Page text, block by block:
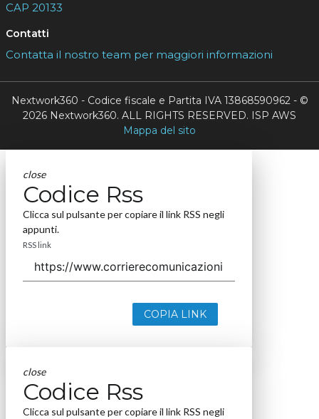
CAP 20133
Contatti
Contatta il nostro team per maggiori informazioni
Nextwork360 - Codice fiscale e Partita IVA 13868590962 - ©
2026 Nextwork360. ALL RIGHTS RESERVED. ISP AWS
Mappa del sito
close
Codice Rss
Clicca sul pulsante per copiare il link RSS negli
appunti.
RSS link
COPIA LINK
close
Codice Rss
Clicca sul pulsante per copiare il link RSS negli